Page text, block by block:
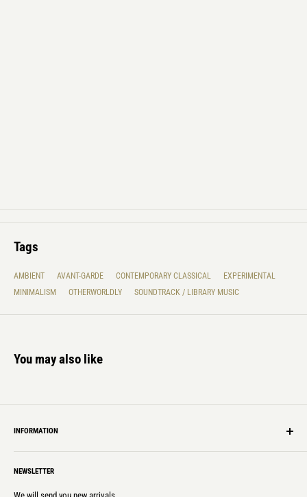
Tags
AMBIENT AVANT-GARDE CONTEMPORARY CLASSICAL
EXPERIMENTAL
MINIMALISM
OTHERWORLDLY SOUNDTRACK / LIBRARY MUSIC
You may also like
INFORMATION
Shipping Info
Privacy policy
Laws & Regulations
NEWSLETTER